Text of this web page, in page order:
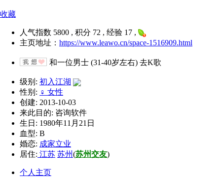
收藏
人气指数 5800 , 积分 72 , 经验 17 ,
主页地址： https://www.leawo.cn/space-1516909.html
和一位男士 (31-40岁左右) 去K歌
级别: 初入江湖
性别: ♀ 女性
创建: 2013-10-03
来此目的: 咨询软件
生日: 1980年11月21日
血型: B
婚恋: 成家立业
居住: 江苏 苏州(苏州交友)
个人主页